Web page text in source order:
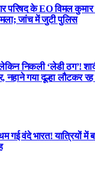
परिषद के EO विमल
जांच में जुटी पुलिस
निकली ‘लेडी ठग’!
गया दूल्हा लौटकर
वंदे भारत! यात्रियों में